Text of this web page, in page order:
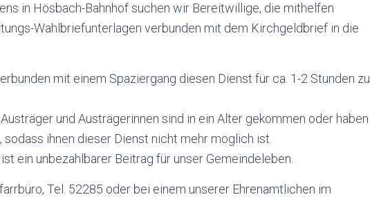
in Hösbach-Bahnhof suchen wir Bereitwillige, die mithelfen
Wahlbriefunterlagen verbunden mit dem Kirchgeldbrief in die
mit einem Spaziergang diesen Dienst für ca. 1-2 Stunden zu
und Austrägerinnen sind in ein Alter gekommen oder haben
ihnen dieser Dienst nicht mehr möglich ist.
ein unbezahlbarer Beitrag für unser Gemeindeleben.
Tel. 52285 oder bei einem unserer Ehrenamtlichen im